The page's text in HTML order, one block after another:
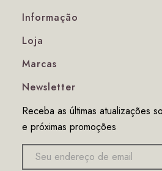
Informação
Loja
Marcas
Newsletter
Receba as últimas atualizações
e próximas promoções
Endereço